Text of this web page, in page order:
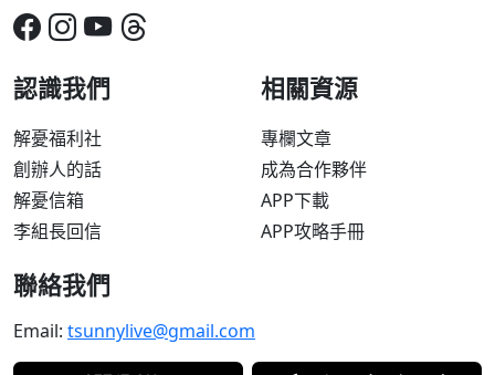
認識我們
解憂福利社
創辦人的話
解憂信箱
李組長回信
相關資源
專欄文章
成為合作夥伴
APP下載
APP攻略手冊
聯絡我們
Email: tsunnylive@gmail.com